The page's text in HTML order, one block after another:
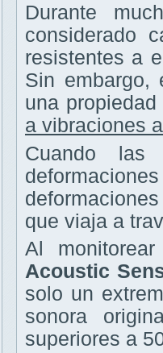
Durante
considerado
resistentes a
Sin embargo,
una
a vibraciones
Cuando las
que viaja a
Al
Acoustic
solo un
sonora
superiores a